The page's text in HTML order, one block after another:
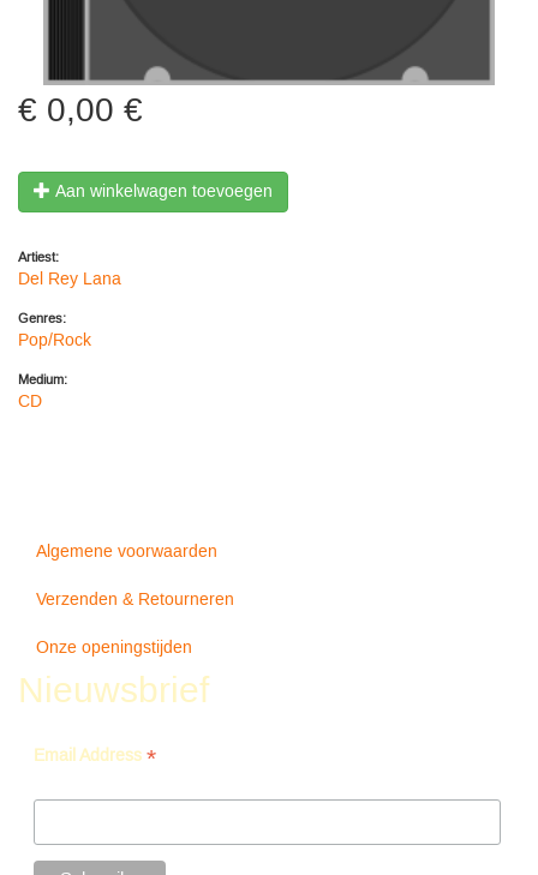
0,00 €
Aan winkelwagen toevoegen
Artiest:
Del Rey Lana
Genres:
Pop/Rock
Medium:
CD
Algemene voorwaarden
Verzenden & Retourneren
Onze openingstijden
Nieuwsbrief
Email Address *